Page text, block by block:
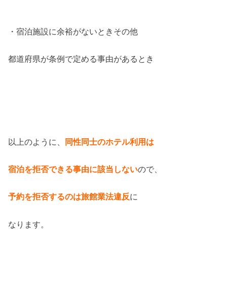
・宿泊施設に余裕がないときその他
都道府県が条例で定める事由があるとき
以上のように、 同性同士のホテル利用は
宿泊を拒否できる事由に該当しないので、
予約を拒否するのは旅館業法違反に
なります。